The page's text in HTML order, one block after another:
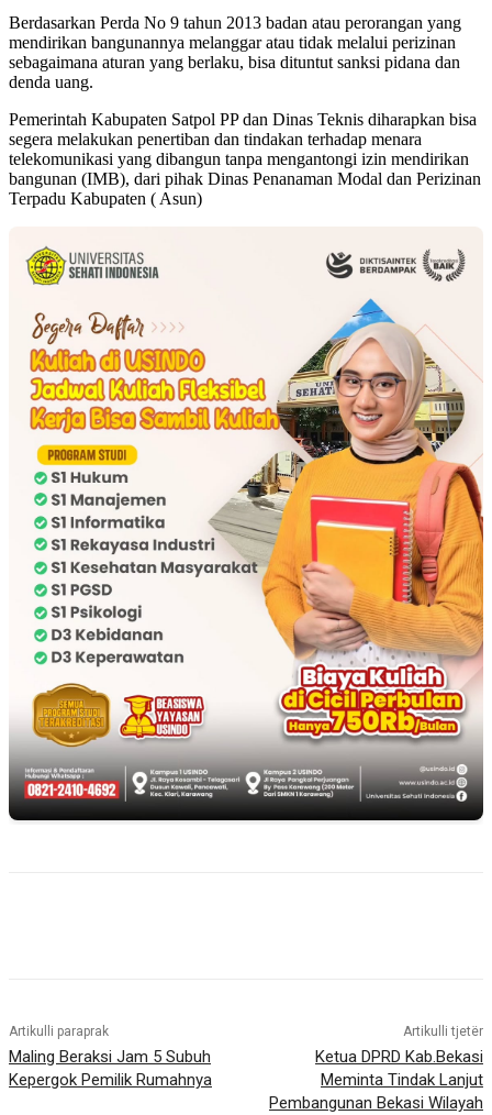
Berdasarkan Perda No 9 tahun 2013 badan atau perorangan yang
mendirikan bangunannya melanggar atau tidak melalui perizinan
sebagaimana aturan yang berlaku, bisa dituntut sanksi pidana dan
denda uang.
Pemerintah Kabupaten Satpol PP dan Dinas Teknis diharapkan bisa
segera melakukan penertiban dan tindakan terhadap menara
telekomunikasi yang dibangun tanpa mengantongi izin mendirikan
bangunan (IMB), dari pihak Dinas Penanaman Modal dan Perizinan
Terpadu Kabupaten ( Asun)
Artikulli paraprak
Maling Beraksi Jam 5 Subuh
Kepergok Pemilik Rumahnya
Artikulli tjetër
Ketua DPRD Kab.Bekasi
Meminta Tindak Lanjut
Pembangunan Bekasi Wilayah